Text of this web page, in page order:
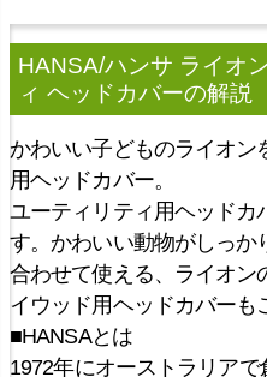
HANSA/ハンサ ライオ
ィ ヘッドカバーの解説
かわいい子どものライオン
用ヘッドカバー。
ユーティリティ用ヘッドカ
す。かわいい動物がしっか
合わせて使える、ライオン
イウッド用ヘッドカバーも
■HANSAとは
1972年にオーストラリア